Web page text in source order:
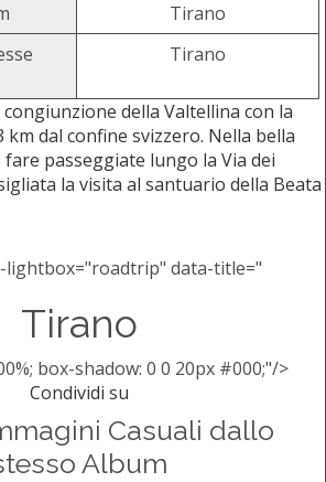
Tirano
Tirano
della Valtellina con la
km dal confine svizzero. Nella bella
passeggiate lungo la Via dei
la visita al santuario della Beata
lightbox="roadtrip" data-title="
Tirano
box-shadow: 0 0 20px #000;"/>
Condividi su
Casuali dallo
Album